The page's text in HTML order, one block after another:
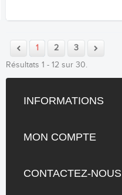
1 2
3
Résultats 1 - 12 sur 30.
INFORMATIONS
MON COMPTE
CONTACTEZ-NOUS